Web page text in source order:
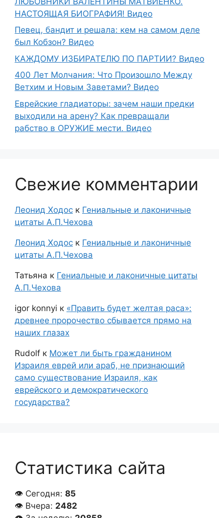
НАСТОЯЩАЯ БИОГРАФИЯ! Видео
Певец, бандит и решала: кем на самом деле
был Кобзон? Видео
КАЖДОМУ ИЗБИРАТЕЛЮ ПО ПАРТИИ? Видео
400 Лет Молчания: Что Произошло Между
Ветхим и Новым Заветами? Видео
Еврейские гладиаторы: зачем наши предки
выходили на арену? Как превращали
рабство в ОРУЖИЕ мести. Видео
Свежие комментарии
Леонид Ходос к Гениальные и лаконичные
цитаты А.П.Чехова
Леонид Ходос к Гениальные и лаконичные
цитаты А.П.Чехова
Татьяна к Гениальные и лаконичные цитаты
А.П.Чехова
igor konnyi к «Править будет желтая раса»:
древнее пророчество сбывается прямо на
наших глазах
Rudolf к Может ли быть гражданином
Израиля еврей или араб, не признающий
само существование Израиля, как
еврейского и демократического
государства?
Статистика сайта
👁 Сегодня: 85
👁 Вчера: 2482